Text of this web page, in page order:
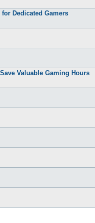
Dedicated Gamers
Valuable Gaming Hours